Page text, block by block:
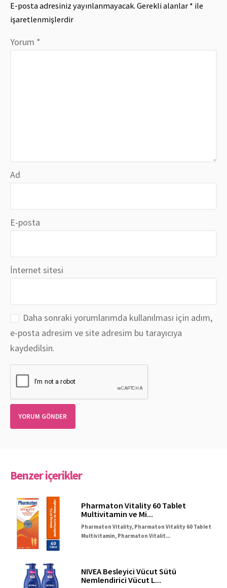
E-posta adresiniz yayınlanmayacak. Gerekli alanlar * ile
işaretlenmişlerdir
Yorum *
Ad
E-posta
İnternet sitesi
Daha sonraki yorumlarımda kullanılması için adım,
e-posta adresim ve site adresim bu tarayıcıya
kaydedilsin.
Benzer içerikler
Pharmaton Vitality 60 Tablet
Multivitamin ve Mi...
Pharmaton Vitality, Pharmaton Vitality 60 Tablet
Multivitamin, Pharmaton Vitalit...
NIVEA Besleyici Vücut Sütü
Nemlendirici Vücut L...